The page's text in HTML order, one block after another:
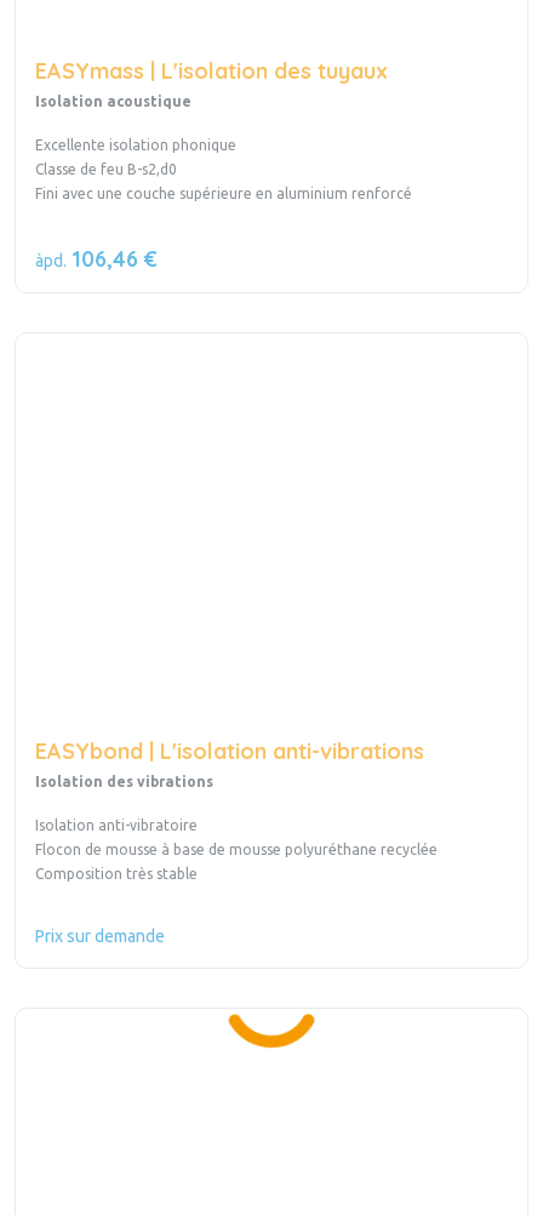
EASYmass | L'isolation des tuyaux
Isolation acoustique
Excellente isolation phonique
Classe de feu B-s2,d0
Fini avec une couche supérieure en aluminium renforcé
àpd. 106,46 €
EASYbond | L'isolation anti-vibrations
Isolation des vibrations
Isolation anti-vibratoire
Flocon de mousse à base de mousse polyuréthane recyclée
Composition très stable
Prix sur demande